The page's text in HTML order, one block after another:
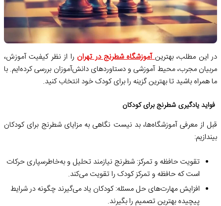
در این مطلب، بهترین آموزشگاه شطرنج در تهران را از نظر کیفیت آموزش،
مربیان مجرب، محیط آموزشی و دستاوردهای دانش‌آموزان بررسی کرده‌ایم. با
ما همراه باشید تا بهترین گزینه را برای کودک خود انتخاب کنید.
فواید یادگیری شطرنج برای کودکان
قبل از معرفی آموزشگاه‌ها، بد نیست نگاهی به مزایای شطرنج برای کودکان
بیندازیم:
تقویت حافظه و تمرکز: شطرنج نیازمند تحلیل و به‌خاطرسپاری حرکات
است که حافظه و تمرکز کودک را تقویت می‌کند.
افزایش مهارت‌های حل مسئله: کودکان یاد می‌گیرند چگونه در شرایط
پیچیده بهترین تصمیم را بگیرند.